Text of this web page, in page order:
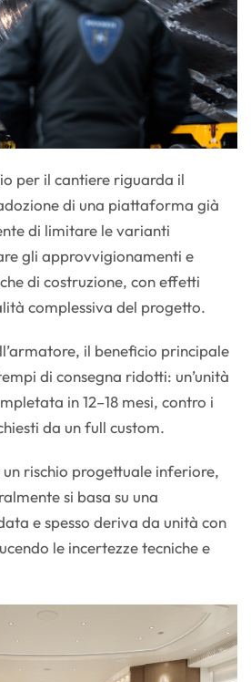
per il cantiere riguarda il
di una piattaforma già
di limitare le varianti
gli approvvigionamenti e
di costruzione, con effetti
complessiva del progetto.
il beneficio principale
di consegna ridotti: un’unità
in 12–18 mesi, contro i
da un full custom.
rischio progettuale inferiore,
si basa su una
e spesso deriva da unità con
le incertezze tecniche e